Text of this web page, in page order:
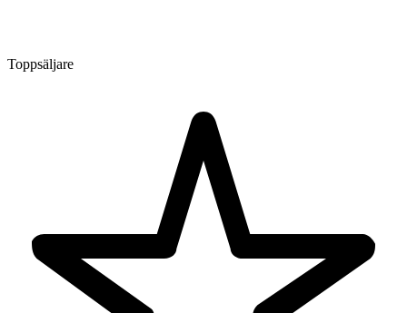
Toppsäljare